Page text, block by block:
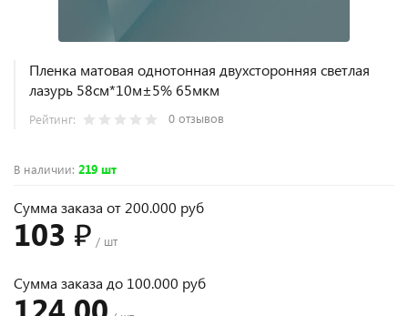
Пленка матовая однотонная двухсторонняя светлая
лазурь 58см*10м±5% 65мкм
Рейтинг: 0 отзывов
В наличии: 219 шт
Сумма заказа от 200.000 руб
103 ₽ / шт
Сумма заказа до 100.000 руб